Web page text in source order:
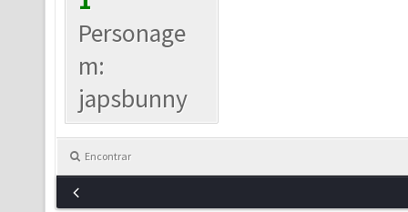
Personage
m:
japsbunny
Encontrar